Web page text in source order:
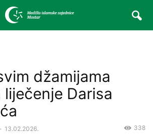
džamijama
liječenje Darisa
- 13.02.2026. 338